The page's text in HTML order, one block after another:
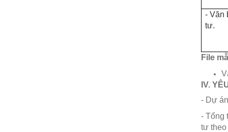
- Văn
tư.
File
IV.
- Dự
- Tổng
tư